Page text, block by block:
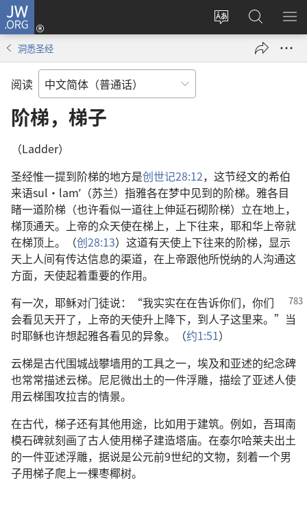
JW.ORG
更
登
录
（打
搜
索
JW.ORG
显
洞悉圣经
阅读
阶梯，梯子
（Ladder）
圣经惟一提到阶梯的地方是创世记28:12，这节经文的希伯
来语sul·lamʹ（苏兰）指雅各在梦中见到的阶梯。雅各目
睹一道阶梯（也许看似一道往上伸延石砌阶梯）立在地上，
梯顶通天。上帝的众天使在梯上，上下往来，耶和华上帝就
在梯顶上。（创28:13）这道有天使上下往来的阶梯，显示
天上人间有传达信息的渠道，在上帝跟他所悦纳的人沟通这
方面，天使起着重要的作用。
有一次，耶稣对门徒说：“我实实在在告诉你们，你们
会看见天开了，上帝的天使升上降下，到人子这里来。”当
时耶稣也许想起雅各看见的异象。（约1:51）
云梯是古代围城战攀墙用的工具之一，埃及和亚述的纪念碑
也常常描述云梯。尼尼微出土的一件浮雕，描绘了亚述人使
用云梯围攻拉吉的情景。
在古代，梯子还有其他用途，比如用于建筑。例如，吾珥南
模石碑就刻画了古人使用梯子建造塔庙。在泰尔哈莱夫出土
的一件亚述浮雕，据说是公元前9世纪的文物，刻着一个男
子用梯子爬上一棵枣椰树。